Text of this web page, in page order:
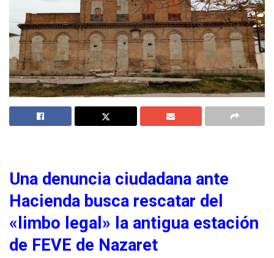
Una denuncia ciudadana ante
Hacienda busca rescatar del
«limbo legal» la antigua estación
de FEVE de Nazaret